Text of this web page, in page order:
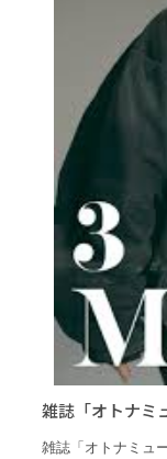
雑誌「オトナミ
雑誌「オトナミュ